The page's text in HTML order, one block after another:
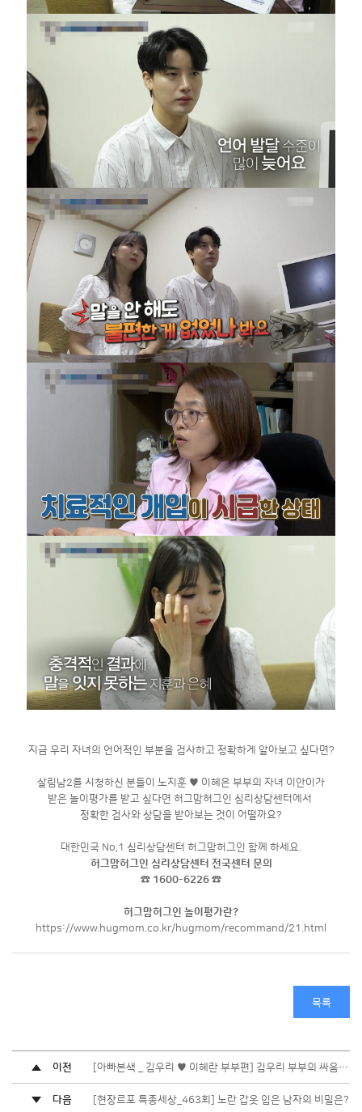
지금 우리 자녀의 언어적인 부분을 검사하고 정확하게 알아보고 싶다면?
살림남2를 시청하신 분들이 노지훈 ♥ 이혜은 부부의 자녀 이안이가
받은 놀이평가를 받고 싶다면 허그맘허그인 심리상담센터에서
정확한 검사와 상담을 받아보는 것이 어떨까요?
대한민국 No,1 심리상담센터 허그맘허그인 함께 하세요.
허그맘허그인 심리상담센터 전국센터 문의
☎ 1600-6226 ☎
허그맘허그인 놀이평가란?
https://www.hugmom.co.kr/hugmom/recommand/21.html
목록
이전 [아빠본색 _ 김우리 ♥ 이혜란 부부편] 김우리 부부의 싸움을 해결해준 허그맘허그인 심리상담?
다음 [현장르포 특종세상_463회] 노란 갑옷 입은 남자의 비밀은?